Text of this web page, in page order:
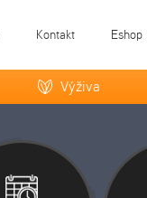
Kontakt Eshop
Výživa